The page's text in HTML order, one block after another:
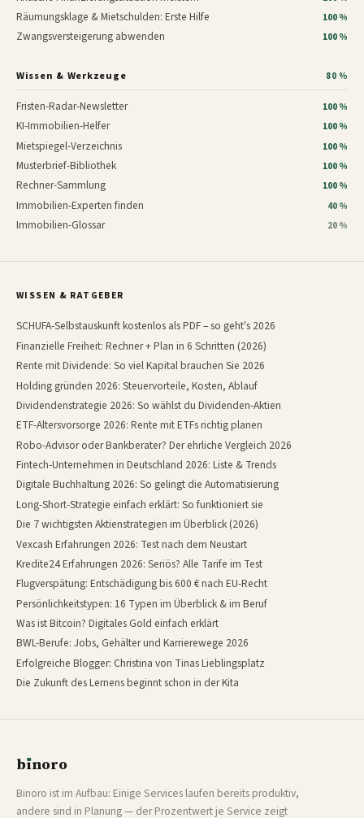
Räumungsklage & Mietschulden: Erste Hilfe 100 %
Zwangsversteigerung abwenden 100 %
Wissen & Werkzeuge 80 %
Fristen-Radar-Newsletter 100 %
KI-Immobilien-Helfer 100 %
Mietspiegel-Verzeichnis 100 %
Musterbrief-Bibliothek 100 %
Rechner-Sammlung 100 %
Immobilien-Experten finden 40 %
Immobilien-Glossar 20 %
WISSEN & RATGEBER
SCHUFA-Selbstauskunft kostenlos als PDF – so geht's 2026
Finanzielle Freiheit: Rechner + Plan in 6 Schritten (2026)
Rente mit Dividende: So viel Kapital brauchen Sie 2026
Holding gründen 2026: Steuervorteile, Kosten, Ablauf
Dividendenstrategie 2026: So wählst du Dividenden-Aktien
ETF-Altersvorsorge 2026: Rente mit ETFs richtig planen
Robo-Advisor oder Bankberater? Der ehrliche Vergleich 2026
Fintech-Unternehmen in Deutschland 2026: Liste & Trends
Digitale Buchhaltung 2026: So gelingt die Automatisierung
Long-Short-Strategie einfach erklärt: So funktioniert sie
Die 7 wichtigsten Aktienstrategien im Überblick (2026)
Vexcash Erfahrungen 2026: Test nach dem Neustart
Kredite24 Erfahrungen 2026: Seriös? Alle Tarife im Test
Flugverspätung: Entschädigung bis 600 € nach EU-Recht
Persönlichkeitstypen: 16 Typen im Überblick & im Beruf
Was ist Bitcoin? Digitales Gold einfach erklärt
BWL-Berufe: Jobs, Gehälter und Karrierewege 2026
Erfolgreiche Blogger: Christina von Tinas Lieblingsplatz
Die Zukunft des Lernens beginnt schon in der Kita
bınoro
Binoro ist im Aufbau: Einige Services laufen bereits produktiv,
andere sind in Planung — der Prozentwert je Service zeigt